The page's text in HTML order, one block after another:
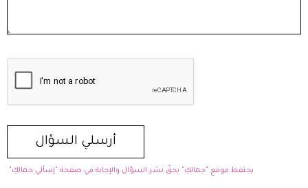
يحتفظ موقع "جمالكِ" بحقّ نشر السؤال والإجابة في صفحة "إسألي جمالكِ".